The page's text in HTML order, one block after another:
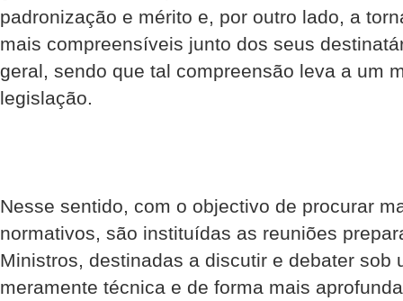
padronização e mérito e, por outro lado, a
mais compreensíveis junto dos seus
geral, sendo que tal compreensão leva a um
legislação.
Nesse sentido, com o objectivo de procurar
normativos, são instituídas as reuniões
Ministros, destinadas a discutir e debater sob
meramente técnica e de forma mais